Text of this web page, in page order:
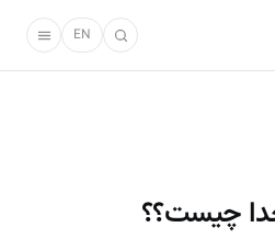
EN
چیست؟؟